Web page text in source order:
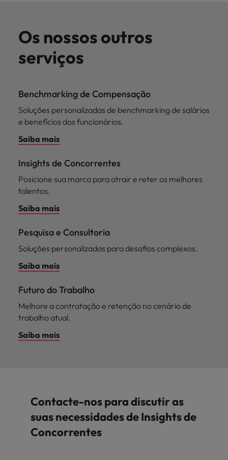
Os nossos outros
serviços
Benchmarking de Compensação
Soluções personalizadas de benchmarking de salários
e benefícios dos funcionários.
Saiba mais
Insights de Concorrentes
Posicione sua marca para atrair e reter os melhores
talentos.
Saiba mais
Pesquisa e Consultoria
Soluções personalizadas para desafios complexos.
Saiba mais
Futuro do Trabalho
Melhore a contratação e retenção no cenário de
trabalho atual.
Saiba mais
Contacte-nos para discutir as
suas necessidades de Insights de
Concorrentes